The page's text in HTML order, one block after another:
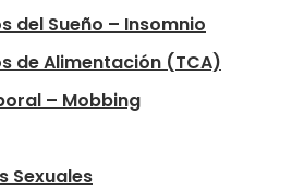
del Sueño – Insomnio
de Alimentación (TCA)
– Mobbing
Sexuales